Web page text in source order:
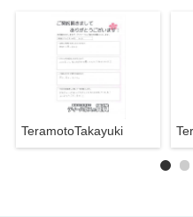
TeramotoTakayuki